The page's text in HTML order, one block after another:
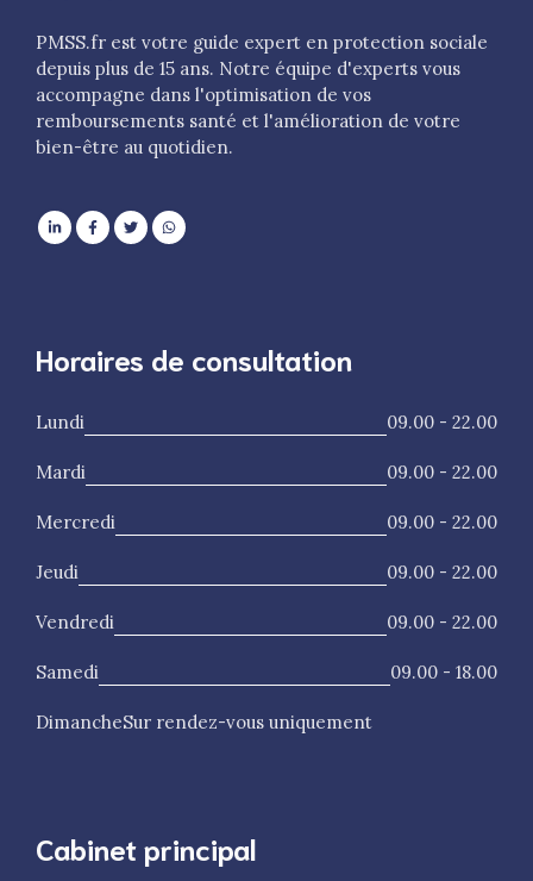
PMSS.fr est votre guide expert en protection sociale
depuis plus de 15 ans. Notre équipe d'experts vous
accompagne dans l'optimisation de vos
remboursements santé et l'amélioration de votre
bien-être au quotidien.
Horaires de consultation
Lundi 09.00 - 22.00
Mardi 09.00 - 22.00
Mercredi 09.00 - 22.00
Jeudi 09.00 - 22.00
Vendredi 09.00 - 22.00
Samedi 09.00 - 18.00
DimancheSur rendez-vous uniquement
Cabinet principal